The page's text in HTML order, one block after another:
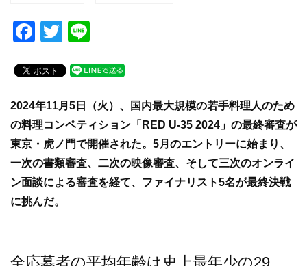
F
c
e
b
o
o
k
T
tt
er
e
2024年11月5日（火）、国内最大規模の若手料理人のため
の料理コンペティション「RED U-35 2024」の最終審査が
東京・虎ノ門で開催された。5月のエントリーに始まり、
一次の書類審査、二次の映像審査、そして三次のオンライ
ン面談による審査を経て、ファイナリスト5名が最終決戦
に挑んだ。
全応募者の平均年齢は史上最年少の29